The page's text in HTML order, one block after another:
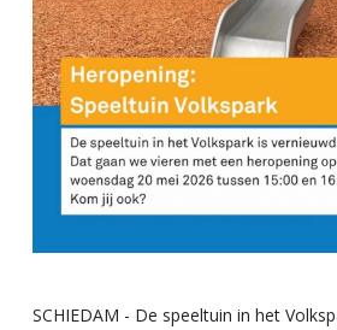
SCHIEDAM - De speeltuin in het